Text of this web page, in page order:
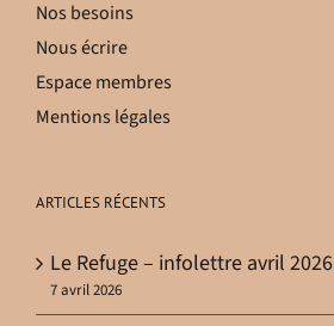
Nos besoins
Nous écrire
Espace membres
Mentions légales
ARTICLES RÉCENTS
Le Refuge – infolettre avril 2026
7 avril 2026